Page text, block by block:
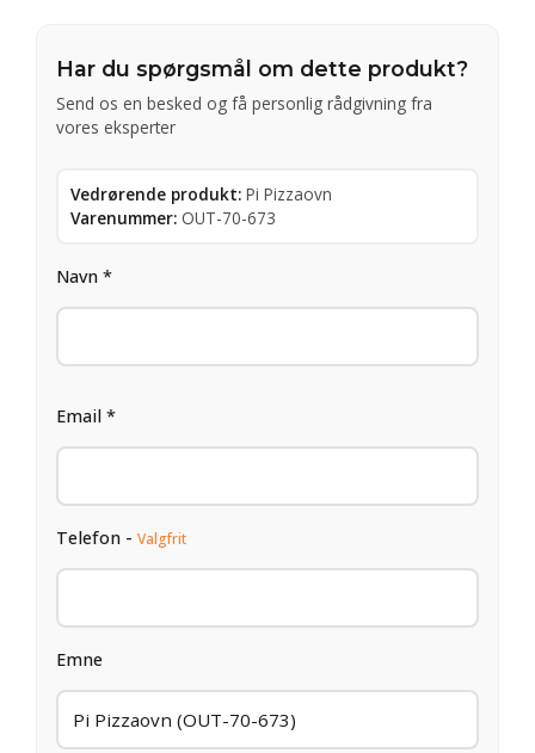
Har du spørgsmål om dette produkt?
Send os en besked og få personlig rådgivning fra
vores eksperter
Vedrørende produkt: Pi Pizzaovn
Varenummer: OUT-70-673
Navn *
Email *
Telefon - Valgfrit
Emne